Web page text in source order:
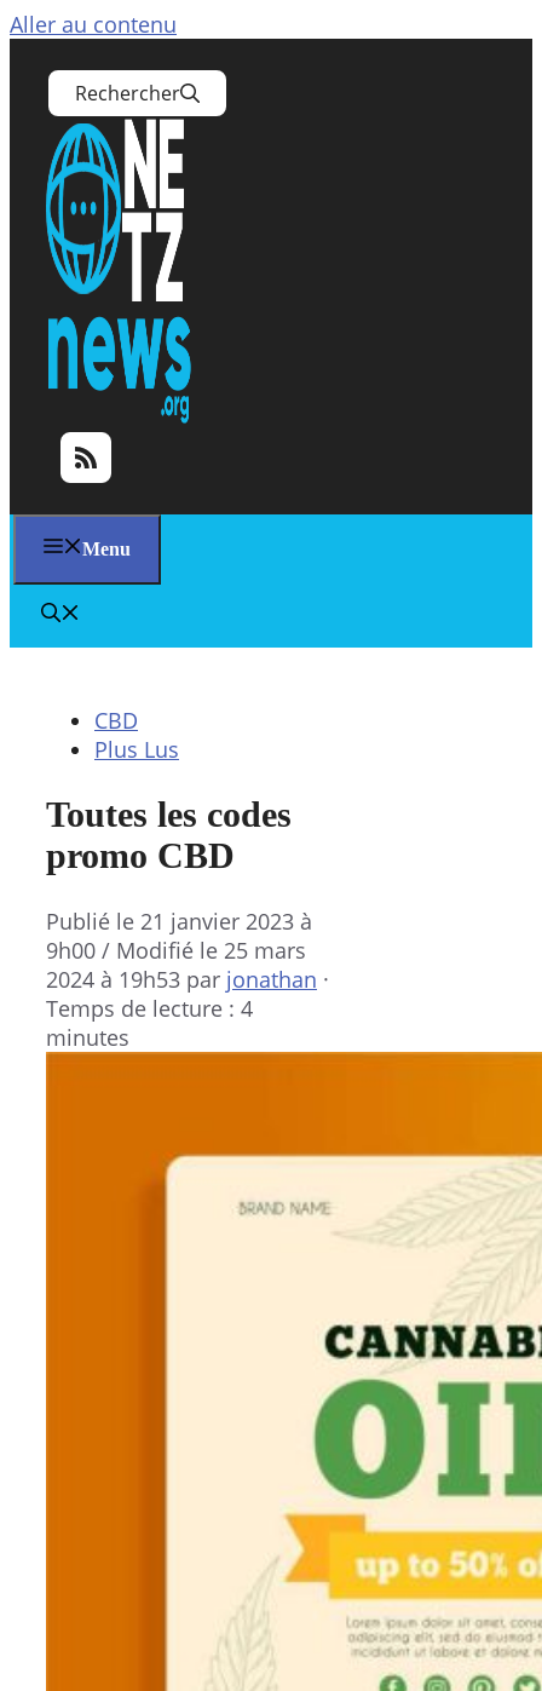
Aller au contenu
Rechercher
Menu
CBD
Plus Lus
Toutes les codes
promo CBD
Publié le 21 janvier 2023 à
9h00 / Modifié le 25 mars
2024 à 19h53 par jonathan ·
Temps de lecture : 4
minutes